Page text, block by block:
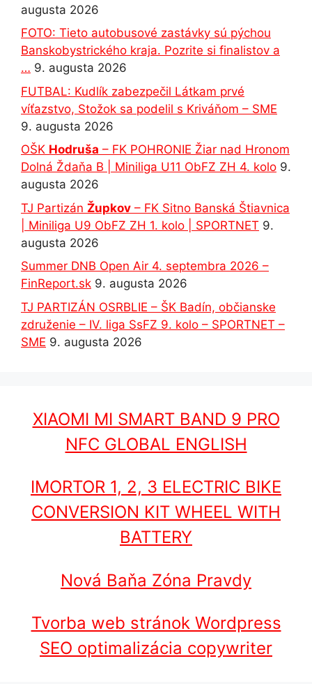
augusta 2026
FOTO: Tieto autobusové zastávky sú pýchou
Banskobystrického kraja. Pozrite si finalistov a
… 9. augusta 2026
FUTBAL: Kudlík zabezpečil Látkam prvé
víťazstvo, Stožok sa podelil s Kriváňom – SME
9. augusta 2026
OŠK Hodruša – FK POHRONIE Žiar nad Hronom
Dolná Ždaňa B | Miniliga U11 ObFZ ZH 4. kolo 9.
augusta 2026
TJ Partizán Župkov – FK Sitno Banská Štiavnica
| Miniliga U9 ObFZ ZH 1. kolo | SPORTNET 9.
augusta 2026
Summer DNB Open Air 4. septembra 2026 –
FinReport.sk 9. augusta 2026
TJ PARTIZÁN OSRBLIE – ŠK Badín, občianske
združenie – IV. liga SsFZ 9. kolo – SPORTNET –
SME 9. augusta 2026
XIAOMI MI SMART BAND 9 PRO
NFC GLOBAL ENGLISH
IMORTOR 1, 2, 3 ELECTRIC BIKE
CONVERSION KIT WHEEL WITH
BATTERY
Nová Baňa Zóna Pravdy
Tvorba web stránok Wordpress
SEO optimalizácia copywriter